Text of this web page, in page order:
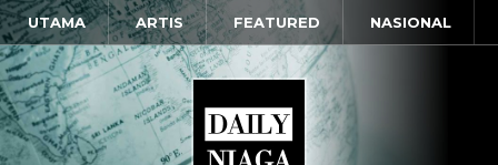
UTAMA ARTIS FEATURED NASIONAL